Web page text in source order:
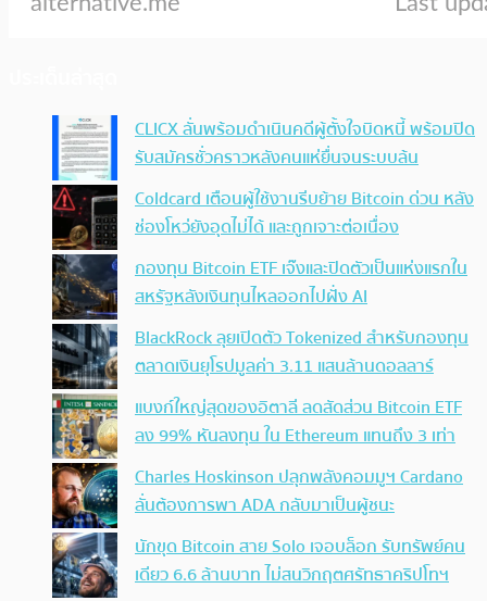
CLICX ลั่นพร้อมดำเนินคดีผู้ตั้งใจบิดหนี้ พร้อมปิด
รับสมัครชั่วคราวหลังคนแห่ยื่นจนระบบล้น
Coldcard เตือนผู้ใช้งานรีบย้าย Bitcoin ด่วน หลัง
ช่องโหว่ยังอุดไม่ได้ และถูกเจาะต่อเนื่อง
กองทุน Bitcoin ETF เจ๊งและปิดตัวเป็นแห่งแรกใน
สหรัฐหลังเงินทุนไหลออกไปฝั่ง AI
BlackRock ลุยเปิดตัว Tokenized สำหรับกองทุน
ตลาดเงินยุโรปมูลค่า 3.11 แสนล้านดอลลาร์
แบงก์ใหญ่สุดของอิตาลี ลดสัดส่วน Bitcoin ETF
ลง 99% หันลงทุน ใน Ethereum แทนถึง 3 เท่า
Charles Hoskinson ปลุกพลังคอมมูฯ Cardano
ลั่นต้องการพา ADA กลับมาเป็นผู้ชนะ
นักขุด Bitcoin สาย Solo เจอบล็อก รับทรัพย์คน
เดียว 6.6 ล้านบาท ไม่สนวิกฤตศรัทธาคริปโทฯ